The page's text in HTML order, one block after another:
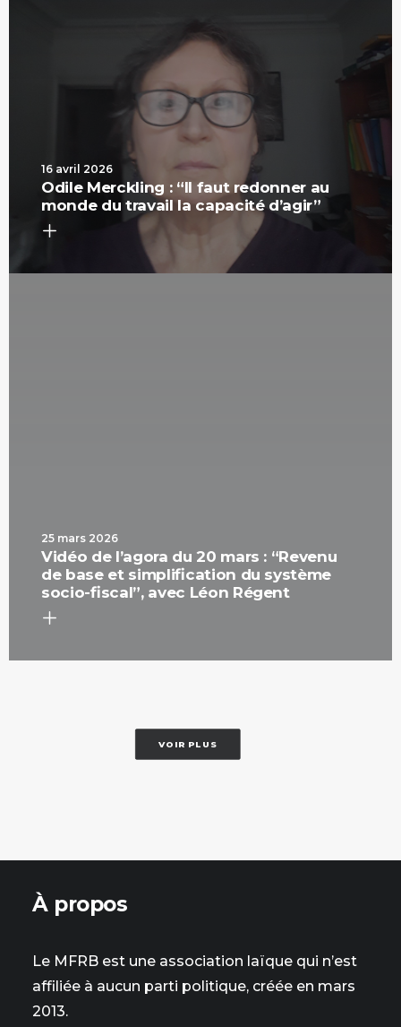
16 avril 2026
Odile Merckling : “Il faut redonner au
monde du travail la capacité d’agir”
25 mars 2026
Vidéo de l’agora du 20 mars : “Revenu
de base et simplification du système
socio-fiscal”, avec Léon Régent
VOIR PLUS
À propos
Le MFRB est une association laïque qui n’est
affiliée à aucun parti politique, créée en mars
2013.